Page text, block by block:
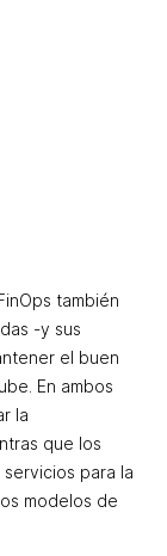
también
-y sus
el buen
En ambos
la
que los
para la
modelos de